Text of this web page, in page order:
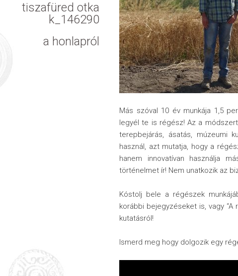
tiszafüred otka
k_146290
a honlapról
Más szóval 10 év munkája 1,5
legyél te is régész! Az a
terepbejárás, ásatás, múzeumi
használ, azt mutatja, hogy a
hanem innovatívan használja
történelmet ír! Nem unatkozik az
Kóstolj bele a régészek
korábbi bejegyzéseket is, vagy
kutatásról!
Ismerd meg hogy dolgozik egy